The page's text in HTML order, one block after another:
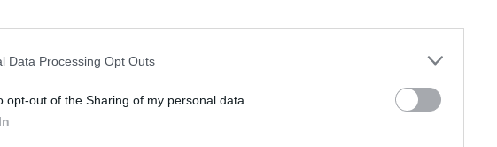
Data Processing Opt Outs
opt-out of the Sharing of my personal data.
A háromszoros olimpiai bajnok magyar klasszis és a
LEGFRISSEBB